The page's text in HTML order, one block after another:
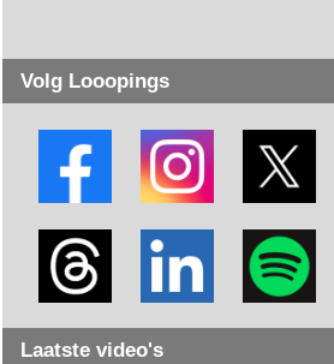
Volg Looopings
Laatste video's